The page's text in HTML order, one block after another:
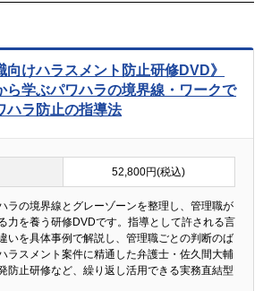
向けハラスメント防止研修DVD》
ら学ぶパワハラの境界線・ワークで
ハラ防止の指導法
52,800円(税込)
ラの境界線とグレーゾーンを整理し、管理職が
力を養う研修DVDです。指導として許される言
いを具体事例で解説し、管理職ごとの判断のば
ラスメント案件に精通した弁護士・佐久間大輔
防止研修など、繰り返し活用できる実務直結型